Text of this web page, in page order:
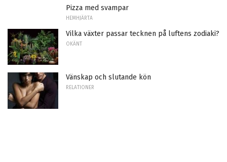
Pizza med svampar
HEMHJÄRTA
Vilka växter passar tecknen på luftens zodiaki?
OKÄNT
Vänskap och slutande kön
RELATIONER